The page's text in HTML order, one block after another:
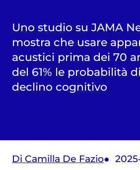
Uno studio su JAMA
mostra che usare
acustici prima dei 70
del 61% le probabilità
declino cognitivo
Di Camilla De Fazio